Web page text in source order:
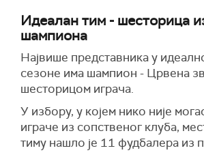
Идеалан тим - шесторица
шампиона
Највише представника у
сезоне има шампион - Црвена
шесторицом играча.
У избору, у којем нико није
играче из сопственог клуба,
тиму нашло је 11 фудбалера из